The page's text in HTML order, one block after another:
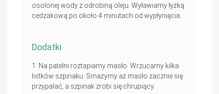
osolonej wody z odrobiną oleju. Wyławiamy łyżką
cedzakową po około 4 minutach od wypłynięcia.
Dodatki
Na patelni roztapiamy masło. Wrzucamy kilka
listków szpinaku. Smażymy aż masło zacznie się
przypalać, a szpinak zrobi się chrupiący.